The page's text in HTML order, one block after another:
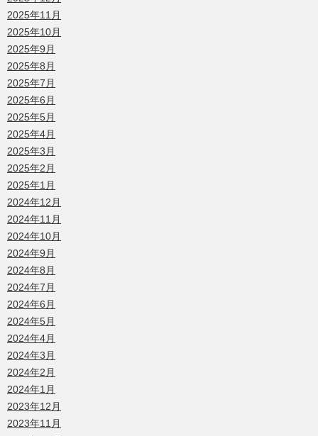
2025年11月
2025年10月
2025年9月
2025年8月
2025年7月
2025年6月
2025年5月
2025年4月
2025年3月
2025年2月
2025年1月
2024年12月
2024年11月
2024年10月
2024年9月
2024年8月
2024年7月
2024年6月
2024年5月
2024年4月
2024年3月
2024年2月
2024年1月
2023年12月
2023年11月